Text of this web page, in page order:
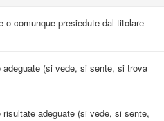
comunque presiedute dal titolare
(si vede, si sente, si trova
adeguate (si vede, si sente,